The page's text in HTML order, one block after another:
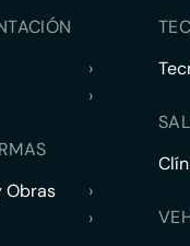
›
›
Obras
›
›